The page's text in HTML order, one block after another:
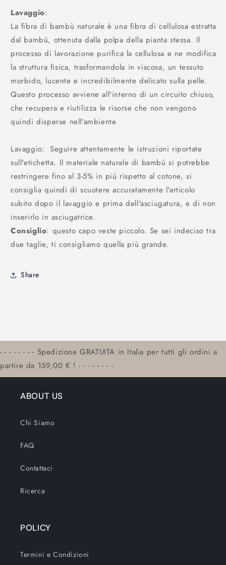
Lavaggio:
La fibra di bambù naturale è una fibra di cellulosa estratta
dal bambù, ottenuta dalla polpa della pianta stessa. Il
processo di lavorazione purifica la cellulosa e ne modifica
la struttura fisica, trasformandola in viscosa, un tessuto
morbido, lucente e incredibilmente delicato sulla pelle.
Questo processo avviene all'interno di un circuito chiuso,
che recupera e riutilizza le risorse che non vengono
quindi disperse nell'ambiente
Lavaggio: Seguire attentamente le istruzioni riportate
sull'etichetta. Il materiale naturale di bambù si potrebbe
restringere fino al 3-5% in più rispetto al cotone, si
consiglia quindi di scuotere accuratamente l'articolo
subito dopo il lavaggio e prima dell'asciugatura, e di non
inserirlo in asciugatrice.
Consiglio: questo capo veste piccolo. Se sei indeciso tra
due taglie, ti consigliamo quella più grande.
Share
- - - - - - - - Spedizione GRATUITA in Italia per tutti gli ordini a
partire da 159,00 € ! - - - - - - - -
ABOUT US
Chi Siamo
FAQ
Contattaci
Ricerca
POLICY
Termini e Condizioni